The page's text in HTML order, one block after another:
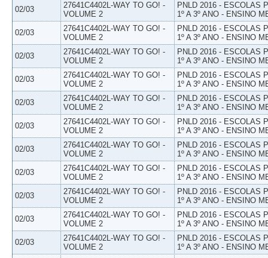
02/03
27641C4402L-WAY TO GO! -
VOLUME 2
PNLD 2016 - ESCOLAS
1º A 3º ANO - ENSINO
02/03
27641C4402L-WAY TO GO! -
VOLUME 2
PNLD 2016 - ESCOLAS
1º A 3º ANO - ENSINO
02/03
27641C4402L-WAY TO GO! -
VOLUME 2
PNLD 2016 - ESCOLAS
1º A 3º ANO - ENSINO
02/03
27641C4402L-WAY TO GO! -
VOLUME 2
PNLD 2016 - ESCOLAS
1º A 3º ANO - ENSINO
02/03
27641C4402L-WAY TO GO! -
VOLUME 2
PNLD 2016 - ESCOLAS
1º A 3º ANO - ENSINO
02/03
27641C4402L-WAY TO GO! -
VOLUME 2
PNLD 2016 - ESCOLAS
1º A 3º ANO - ENSINO
02/03
27641C4402L-WAY TO GO! -
VOLUME 2
PNLD 2016 - ESCOLAS
1º A 3º ANO - ENSINO
02/03
27641C4402L-WAY TO GO! -
VOLUME 2
PNLD 2016 - ESCOLAS
1º A 3º ANO - ENSINO
02/03
27641C4402L-WAY TO GO! -
VOLUME 2
PNLD 2016 - ESCOLAS
1º A 3º ANO - ENSINO
02/03
27641C4402L-WAY TO GO! -
VOLUME 2
PNLD 2016 - ESCOLAS
1º A 3º ANO - ENSINO
02/03
27641C4402L-WAY TO GO! -
VOLUME 2
PNLD 2016 - ESCOLAS
1º A 3º ANO - ENSINO